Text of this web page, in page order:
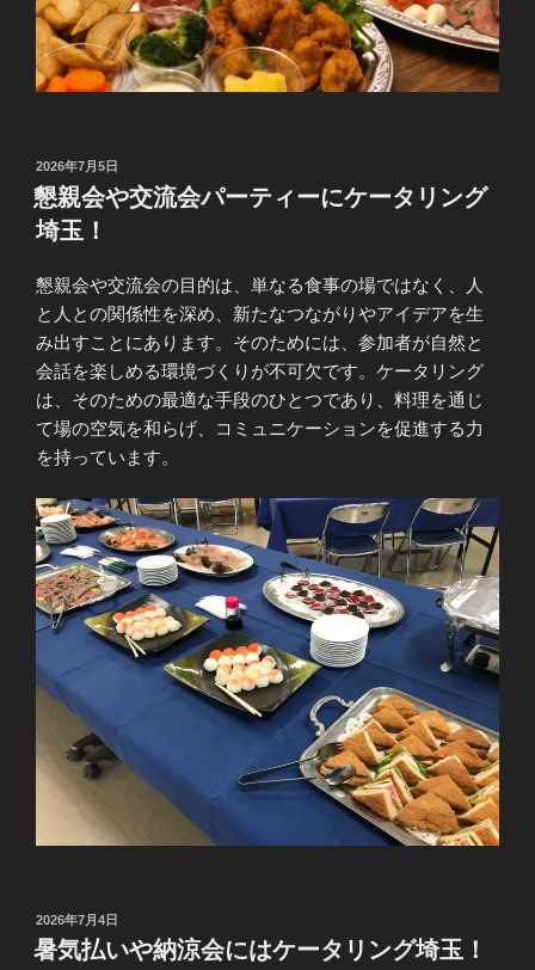
投
稿
日:
2026年7月5日
懇親会や交流会パーティーにケータリング
埼玉！
懇親会や交流会の目的は、単なる食事の場ではなく、人
と人との関係性を深め、新たなつながりやアイデアを生
み出すことにあります。そのためには、参加者が自然と
会話を楽しめる環境づくりが不可欠です。ケータリング
は、そのための最適な手段のひとつであり、料理を通じ
て場の空気を和らげ、コミュニケーションを促進する力
を持っています。
投
稿
日:
2026年7月4日
暑気払いや納涼会にはケータリング埼玉！